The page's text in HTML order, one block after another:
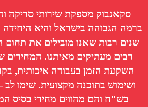
ברמה הגבוהה בישראל והיא
שנים רבות שאנו מובילים את תחום
רבים מעתיקים מאיתנו.
השקעת הזמן בעבודה איכותית,
ושימוש בתוכנה מקצועית. שימו לב
בש"ח והם מהווים מחירי בסיס